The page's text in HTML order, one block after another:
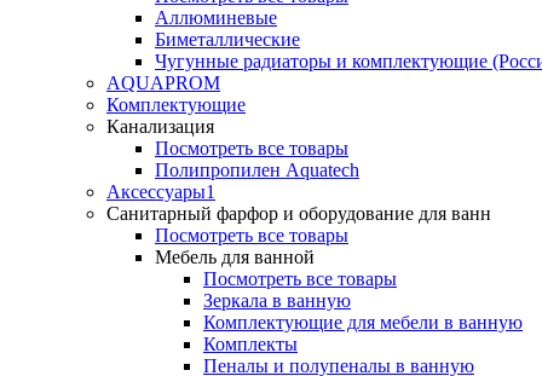
Аллюминевые
Биметаллические
Чугунные радиаторы и комплектующие
AQUAPROM
Комплектующие
Канализация
Посмотреть все товары
Полипропилен Aquatech
Аксессуары1
Санитарный фарфор и оборудование для ванн
Посмотреть все товары
Мебель для ванной
Посмотреть все товары
Зеркала в ванную
Комплектующие для мебели в ванную
Комплекты
Пеналы и полупеналы в ванную